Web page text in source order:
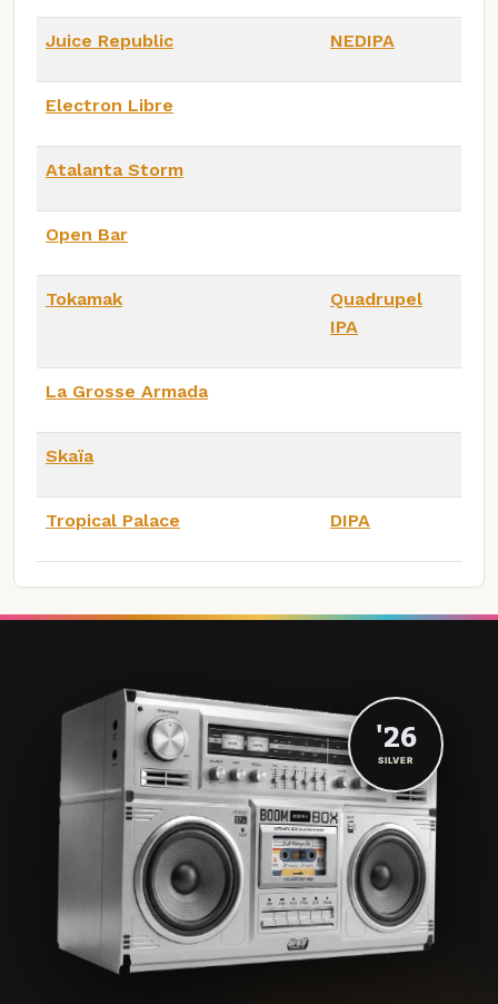
Juice Republic NEDIPA
Electron Libre
Atalanta Storm
Open Bar
Tokamak
Quadrupel
IPA
La Grosse Armada
Skaïa
Tropical Palace DIPA
'26
SILVER